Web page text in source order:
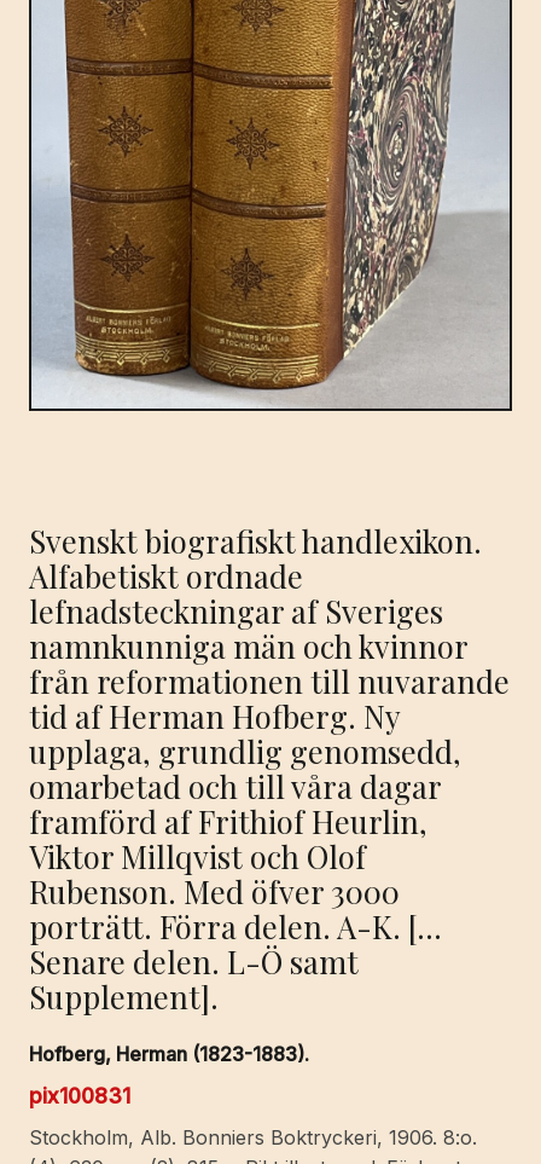
Svenskt biografiskt handlexikon.
Alfabetiskt ordnade
lefnadsteckningar af Sveriges
namnkunniga män och kvinnor
från reformationen till nuvarande
tid af Herman Hofberg. Ny
upplaga, grundlig genomsedd,
omarbetad och till våra dagar
framförd af Frithiof Heurlin,
Viktor Millqvist och Olof
Rubenson. Med öfver 3000
porträtt. Förra delen. A-K. […
Senare delen. L-Ö samt
Supplement].
Hofberg, Herman (1823-1883).
pix100831
Stockholm, Alb. Bonniers Boktryckeri, 1906. 8:o.